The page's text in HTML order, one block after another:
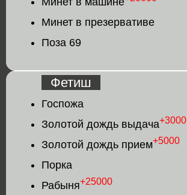
Минет в презервативе
Поза 69
Фетиш
Госпожа
Золотой дождь выдача+3000
Золотой дождь прием+5000
Порка
Рабыня+25000